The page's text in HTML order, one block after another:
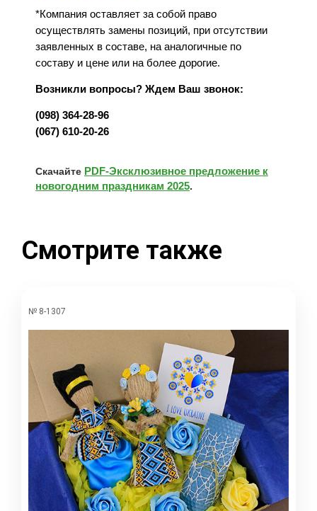
*Компания оставляет за собой право
осуществлять замены позиций, при отсутствии
заявленных в составе, на аналогичные по
составу и цене или на более дорогие.
Возникли вопросы? Ждем Ваш звонок:
(098) 364-28-96
(067) 610-20-26
Скачайте PDF-Эксклюзивное предложение к
новогодним праздникам 2025.
Смотрите также
№ 8-1307